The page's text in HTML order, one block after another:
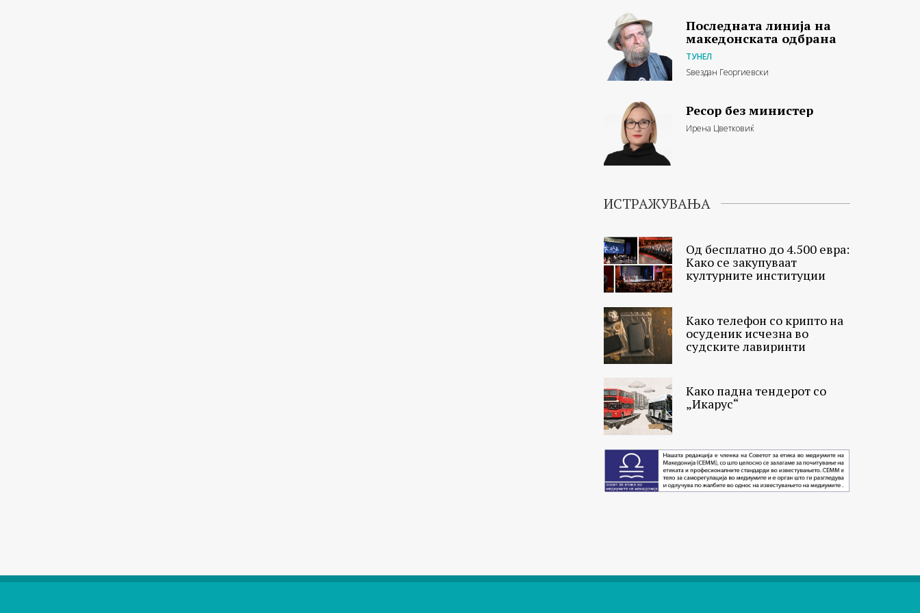
Последната линија на
македонската одбрана
ТУНЕЛ
Ѕвездан Георгиевски
Ресор без министер
Ирена Цветковиќ
ИСТРАЖУВАЊА
Од бесплатно до 4.500 евра:
Како се закупуваат
културните институции
Како телефон со крипто на
осуденик исчезна во
судските лавиринти
Како падна тендерот со
„Икарус“